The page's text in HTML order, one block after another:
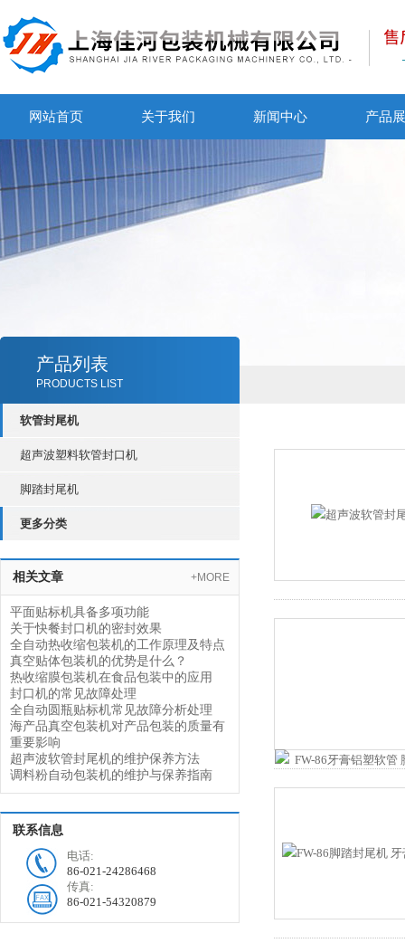
网站首页 关于我们 新闻中心 产品
产品列表
PRODUCTS LIST
软管封尾机
超声波塑料软管封口机
脚踏封尾机
更多分类
相关文章 +MORE
平面贴标机具备多项功能
关于快餐封口机的密封效果
全自动热收缩包装机的工作原理及特点
真空贴体包装机的优势是什么？
热收缩膜包装机在食品包装中的应用
封口机的常见故障处理
全自动圆瓶贴标机常见故障分析处理
海产品真空包装机对产品包装的质量有
重要影响
超声波软管封尾机的维护保养方法
调料粉自动包装机的维护与保养指南
联系信息
电话:
86-021-24286468
传真:
86-021-54320879